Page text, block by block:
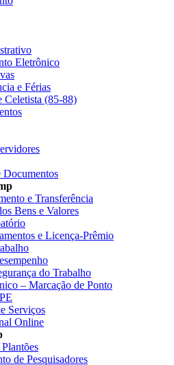
Eletrônico
e Férias
Celetista (85-88)
Documentos
e Transferência
Bens e Valores
e Licença-Prêmio
do Trabalho
– Marcação de Ponto
Serviços
Online
de Pesquisadores